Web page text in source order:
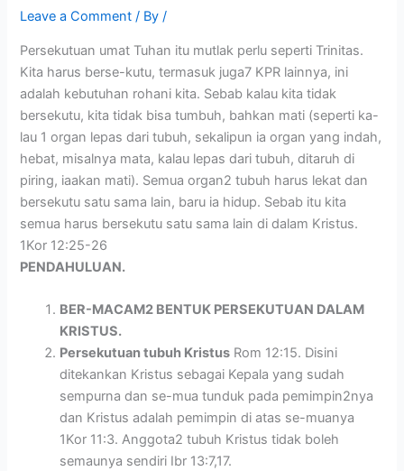
Leave a Comment / By/
Persekutuan umat Tuhan itu mutlak perlu seperti Trinitas.
Kita harus berse-kutu, termasuk juga7 KPR lainnya, ini
adalah kebutuhan rohani kita. Sebab kalau kita tidak
bersekutu, kita tidak bisa tumbuh, bahkan mati (seperti ka-
lau 1 organ lepas dari tubuh, sekalipun ia organ yang indah,
hebat, misalnya mata, kalau lepas dari tubuh, ditaruh di
piring, iaakan mati). Semua organ2 tubuh harus lekat dan
bersekutu satu sama lain, baru ia hidup. Sebab itu kita
semua harus bersekutu satu sama lain di dalam Kristus.
1Kor 12:25-26
PENDAHULUAN.
BER-MACAM2 BENTUK PERSEKUTUAN DALAM
KRISTUS.
Persekutuan tubuh Kristus Rom 12:15. Disini
ditekankan Kristus sebagai Kepala yang sudah
sempurna dan se-mua tunduk pada pemimpin2nya
dan Kristus adalah pemimpin di atas se-muanya
1Kor 11:3. Anggota2 tubuh Kristus tidak boleh
semaunya sendiri Ibr 13:7,17.